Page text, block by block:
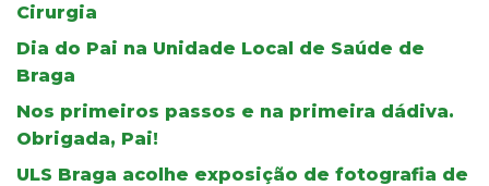
Cirurgia
Dia do Pai na Unidade Local de Saúde de
Braga
Nos primeiros passos e na primeira dádiva.
Obrigada, Pai!
ULS Braga acolhe exposição de fotografia de